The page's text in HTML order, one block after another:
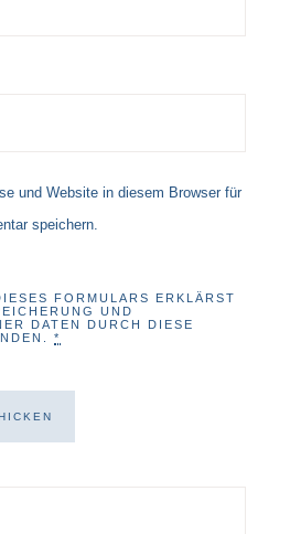
und Website in diesem Browser für
speichern.
FORMULARS ERKLÄRST
UND
DATEN DURCH DIESE
*